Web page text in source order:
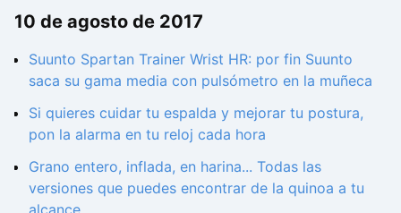
10 de agosto de 2017
Suunto Spartan Trainer Wrist HR: por fin Suunto
saca su gama media con pulsómetro en la muñeca
Si quieres cuidar tu espalda y mejorar tu postura,
pon la alarma en tu reloj cada hora
Grano entero, inflada, en harina... Todas las
versiones que puedes encontrar de la quinoa a tu
alcance